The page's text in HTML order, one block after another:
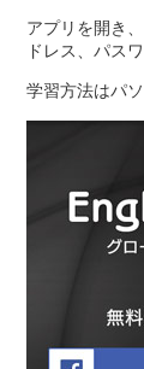
アプリを開き
ドレス、パス
学習方法はパ